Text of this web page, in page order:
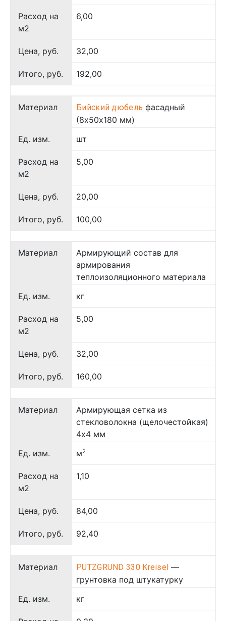
Расход на
м2
6,00
Цена, руб. 32,00
Итого, руб. 192,00
Материал Бийский дюбель фасадный
(8х50х180 мм)
Ед. изм.
шт
Расход на
м2
5,00
Цена, руб. 20,00
Итого, руб. 100,00
Материал
Армирующий состав для
армирования
теплоизоляционного материала
Ед. изм.
кг
Расход на
м2
5,00
Цена, руб. 32,00
Итого, руб. 160,00
Материал
Армирующая сетка из
стекловолокна (щелочестойкая)
4х4 мм
Ед. изм.
м2
Расход на
м2
1,10
Цена, руб. 84,00
Итого, руб. 92,40
Материал PUTZGRUND 330 Kreisel —
грунтовка под штукатурку
Ед. изм.
кг